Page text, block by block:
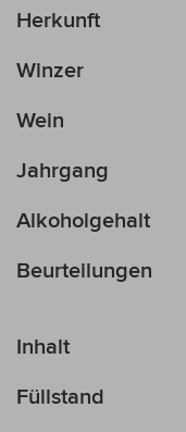
Mehr
Herkunft
Winzer
Wein
Jahrgang
Alkoholgehalt
Beurteilungen
Inhalt
Füllstand